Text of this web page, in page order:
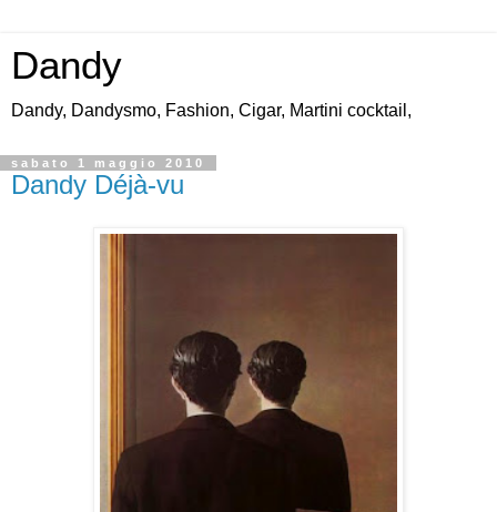
Dandy
Dandy, Dandysmo, Fashion, Cigar, Martini cocktail,
sabato 1 maggio 2010
Dandy Déjà-vu